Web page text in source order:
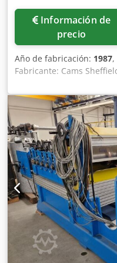
Información de
precio
Año de fabricación: 1987,
Fabricante: Cams
He Ijr Velocidad: hasta
mm Espesor: hasta 6
toneladas